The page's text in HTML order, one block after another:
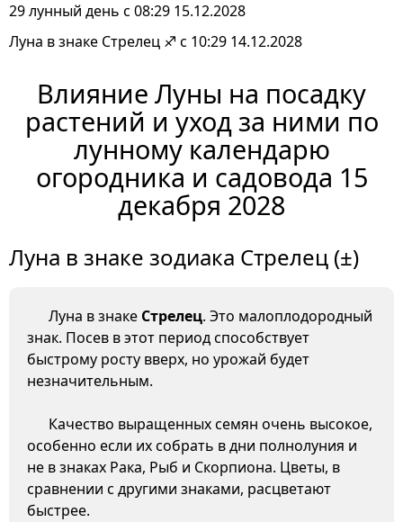
29 лунный день с 08:29 15.12.2028
Луна в знаке Стрелец ♐ с 10:29 14.12.2028
Влияние Луны на посадку
растений и уход за ними по
лунному календарю
огородника и садовода 15
декабря 2028
Луна в знаке зодиака Стрелец (±)
Луна в знаке Стрелец. Это малоплодородный
знак. Посев в этот период способствует
быстрому росту вверх, но урожай будет
незначительным.
Качество выращенных семян очень высокое,
особенно если их собрать в дни полнолуния и
не в знаках Рака, Рыб и Скорпиона. Цветы, в
сравнении с другими знаками, расцветают
быстрее.